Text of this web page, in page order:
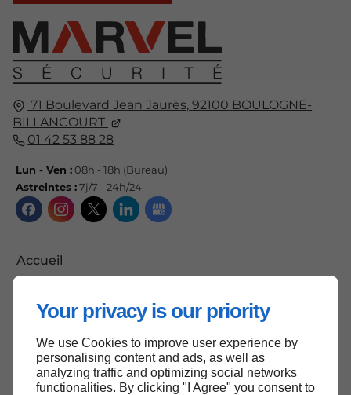
Your privacy is our priority
We use Cookies to improve user experience by
personalising content and ads, as well as
analyzing traffic and optimizing social networks
functionalities. By clicking "I Agree" you consent to
71 Boulevard Jean Jaurès, 92100 BOULOGNE-
BILLANCOURT
01 42 53 88 28
Lun - Ven :08h - 18h (Bureau)
Astreintes :7j/7 - 24h/24
Accueil
Mentions légales
Plan du site